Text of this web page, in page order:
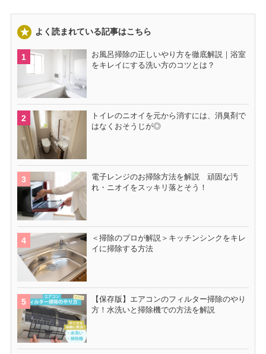
よく読まれている記事はこちら
お風呂掃除の正しいやり方を徹底解説｜浴室
をキレイにする洗い方のコツとは？
トイレのニオイを元から消すには、消臭剤で
はなくおそうじが◎
電子レンジのお掃除方法を解説 頑固な汚
れ・ニオイをスッキリ落とそう！
＜掃除のプロが解説＞キッチンシンクをキレ
イに掃除する方法
【保存版】エアコンのフィルター掃除のやり
方！水洗いと掃除機での方法を解説